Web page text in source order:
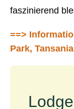
faszinierend
==>
Park, Tansania